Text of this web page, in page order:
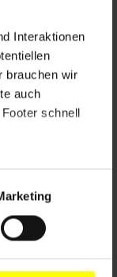
Interaktionen
brauchen wir
auch
schnell